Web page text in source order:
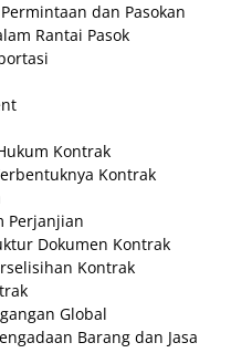
dan Pasokan
Rantai Pasok
Kontrak
Kontrak
Perjanjian
Dokumen Kontrak
Kontrak
Global
Barang dan Jasa